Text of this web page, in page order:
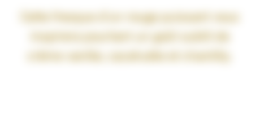
Cette fresque d'un rouge puissant vous
inspirera pourtant un goût subtil de
crème vanille, cacahuète et chantilly.